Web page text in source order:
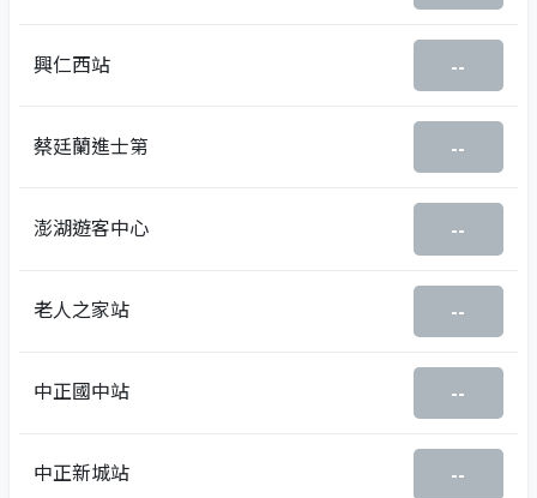
興仁西站 --
蔡廷蘭進士第 --
澎湖遊客中心 --
老人之家站 --
中正國中站 --
中正新城站 --